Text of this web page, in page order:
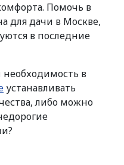
Помочь в
для дачи в Москве,
в последние
необходимость в
устанавливать
либо можно